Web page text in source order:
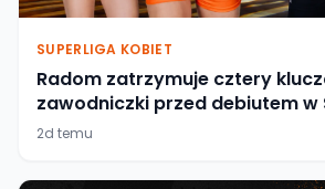
SUPERLIGA KOBIET
Radom zatrzymuje cztery
zawodniczki przed debiutem w
2d temu